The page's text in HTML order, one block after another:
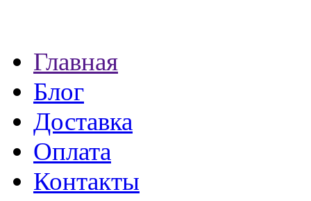
Главная
Блог
Доставка
Оплата
Контакты